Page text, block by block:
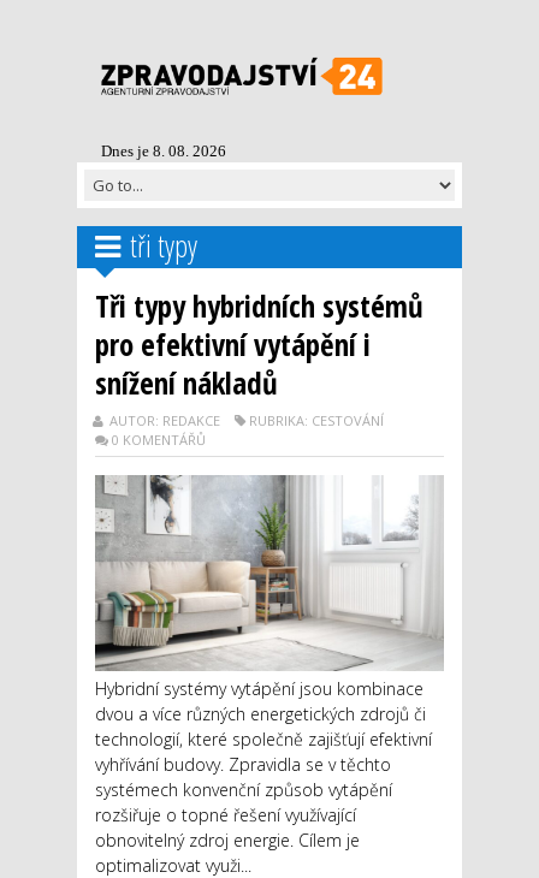
Dnes je 8. 08. 2026
tři typy
Tři typy hybridních systémů
pro efektivní vytápění i
snížení nákladů
AUTOR: REDAKCE
RUBRIKA: CESTOVÁNÍ
0 KOMENTÁŘŮ
Hybridní systémy vytápění jsou kombinace
dvou a více různých energetických zdrojů či
technologií, které společně zajišťují efektivní
vyhřívání budovy. Zpravidla se v těchto
systémech konvenční způsob vytápění
rozšiřuje o topné řešení využívající
obnovitelný zdroj energie. Cílem je
optimalizovat využi...